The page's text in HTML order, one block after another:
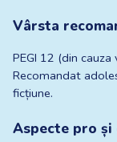
Vârsta
PEGI 12 (din
Recomandat
ficțiune.
Aspecte pro și